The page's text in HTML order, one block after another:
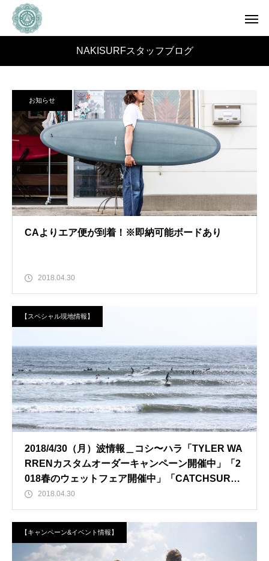
NAKISURFスタッフブログ
お知らせ
CAよりエア便が到着！※即納可能ボードあり
2018.04.30
【スペシャル現地情報】
2018/4/30（月）波情報＿コシ〜ハラ「TYLER WA
RRENカスタムオーダーキャンペーン開催中」「2
018春のウェットフェア開催中」「CATCHSURF2
018先行予約開始」
2018.04.30
【キャンペーン&イベント情報】